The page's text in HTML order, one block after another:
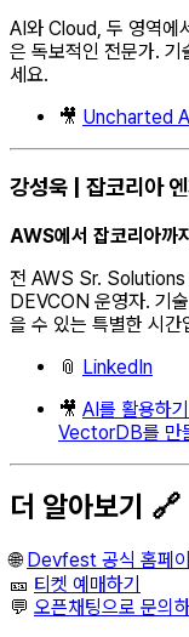
AI와 Cloud, 두 영역
은 독보적인 전문가. 기
세요.
🎥 Uncharted
강성욱 | 잡코리아
AWS에서 잡코리아까
전 AWS Sr.
DEVCON 운영자. 기
을 수 있는 특별한 시간
📎 LinkedIn
🎥 AI를 활용하
VectorDB를 만
더 알아보기 🔗
🌐 Devfest 공식 홈페이
🎫 티켓 예매하기
💬 오픈채팅으로 문의하